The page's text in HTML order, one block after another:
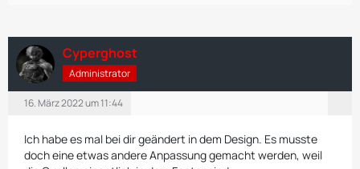
Cyperghost
Administrator
16. März 2022 um 11:44
Ich habe es mal bei dir geändert in dem Design. Es musste
doch eine etwas andere Anpassung gemacht werden, weil